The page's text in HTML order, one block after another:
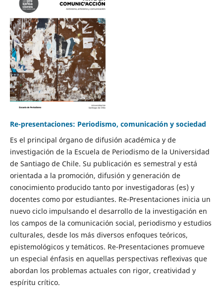
Re-presentaciones: Periodismo, comunicación y sociedad
Es el principal órgano de difusión académica y de
investigación de la Escuela de Periodismo de la Universidad
de Santiago de Chile. Su publicación es semestral y está
orientada a la promoción, difusión y generación de
conocimiento producido tanto por investigadoras (es) y
docentes como por estudiantes. Re-Presentaciones inicia un
nuevo ciclo impulsando el desarrollo de la investigación en
los campos de la comunicación social, periodismo y estudios
culturales, desde los más diversos enfoques teóricos,
epistemológicos y temáticos. Re-Presentaciones promueve
un especial énfasis en aquellas perspectivas reflexivas que
abordan los problemas actuales con rigor, creatividad y
espíritu crítico.